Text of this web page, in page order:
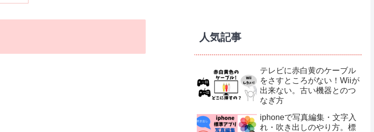
人気記事
テレビに赤白黄のケーブル
をさすところがない！Wiiが
出来ない。古い機器とのつ
なぎ方
iphoneで写真編集・文字入
れ・吹き出しのやり方。標